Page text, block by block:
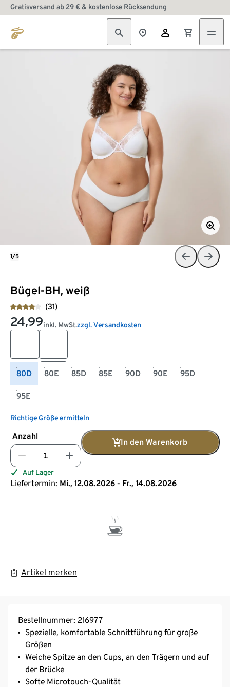
Gratisversand ab 29 € & kostenlose Rücksendung
Bügel-BH, weiß
(31)
24,99inkl. MwSt.zzgl. Versandkosten
80D 80E 85D 85E 90D 90E 95D
95E
Richtige Größe ermitteln
Anzahl
In den Warenkorb
Auf Lager
Liefertermin: Mi., 12.08.2026 - Fr., 14.08.2026
Artikel merken
1/5
Bestellnummer: 216977
Spezielle, komfortable Schnittführung für große
Größen
Weiche Spitze an den Cups, an den Trägern und auf
der Brücke
Softe Microtouch-Qualität